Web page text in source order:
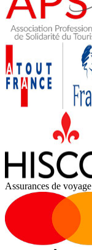
Assurances de voyage